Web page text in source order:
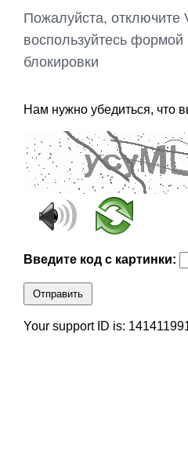
Пожалуйста, отключите
воспользуйтесь
блокировки
Нам нужно убедиться, что
Введите код с картинки:
Отправить
Your support ID is: